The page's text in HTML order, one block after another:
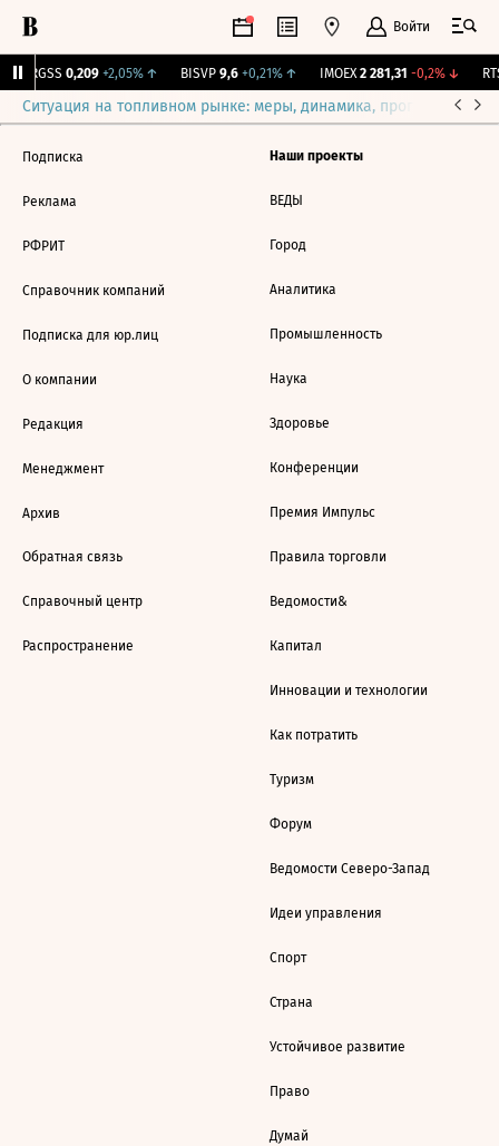
Войти
RGSS 0,209 +2,05%↑ BISVP 9,6 +0,21%↑ IMOEX 2 281,31 -0,2%↓
Ситуация на топливном рынке: меры, динамика, прогнозы
Подписка
Реклама
РФРИТ
Справочник компаний
Подписка для юр.лиц
О компании
Редакция
Менеджмент
Архив
Обратная связь
Справочный центр
Распространение
Наши проекты
ВЕДЫ
Город
Аналитика
Промышленность
Наука
Здоровье
Конференции
Премия Импульс
Правила торговли
Ведомости&
Капитал
Инновации и технологии
Как потратить
Туризм
Форум
Ведомости Северо-Запад
Идеи управления
Спорт
Страна
Устойчивое развитие
Право
Думай